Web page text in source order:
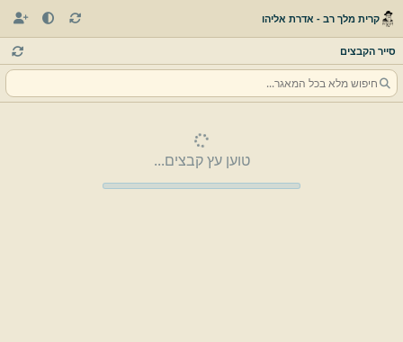
קרית מלך רב - אדרת אליהו
סייר הקבצים
טוען עץ קבצים...